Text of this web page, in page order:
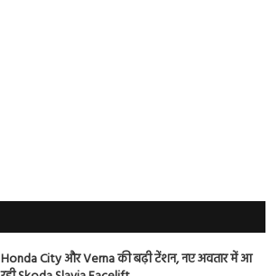
Honda City और Verna की बढ़ी टेंशन, नए अवतार में आ